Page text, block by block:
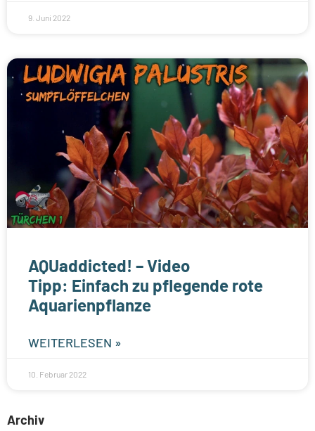
9. Juni 2022
AQUaddicted! – Video
Tipp: Einfach zu pflegende rote
Aquarienpflanze
WEITERLESEN »
10. Februar 2022
Archiv